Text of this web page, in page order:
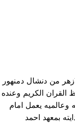
من دنشال دمنهور
الكريم وعنده
يعمل امام
15/3/2005 التحق في بدايته بمعهد احمد